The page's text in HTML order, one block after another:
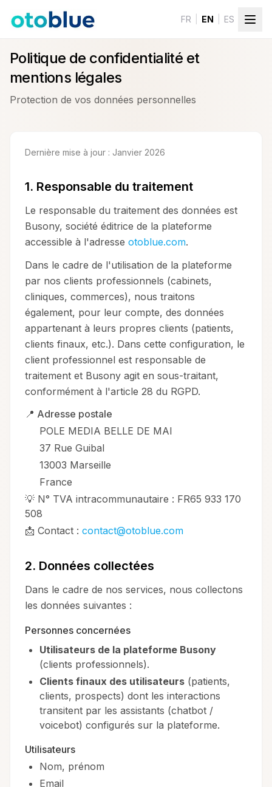
FR EN ES
Politique de confidentialité et
mentions légales
Protection de vos données personnelles
Dernière mise à jour : Janvier 2026
1. Responsable du traitement
Le responsable du traitement des données est
Busony, société éditrice de la plateforme
accessible à l'adresse otoblue.com.
Dans le cadre de l'utilisation de la plateforme
par nos clients professionnels (cabinets,
cliniques, commerces), nous traitons
également, pour leur compte, des données
appartenant à leurs propres clients (patients,
clients finaux, etc.). Dans cette configuration, le
client professionnel est responsable de
traitement et Busony agit en sous-traitant,
conformément à l'article 28 du RGPD.
📍 Adresse postale
POLE MEDIA BELLE DE MAI
37 Rue Guibal
13003 Marseille
France
💡 N° TVA intracommunautaire : FR65 933 170
508
📩 Contact : contact@otoblue.com
2. Données collectées
Dans le cadre de nos services, nous collectons
les données suivantes :
Personnes concernées
Utilisateurs de la plateforme Busony
(clients professionnels).
Clients finaux des utilisateurs (patients,
clients, prospects) dont les interactions
transitent par les assistants (chatbot /
voicebot) configurés sur la plateforme.
Utilisateurs
Nom, prénom
Email